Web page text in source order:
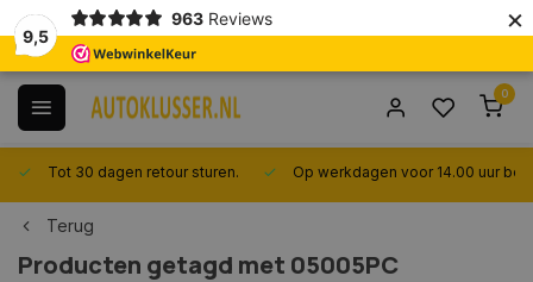
9,5
963 Reviews ×
0
Tot 30 dagen retour sturen. Op werkdagen voor 14.00 uur
Terug
Producten getagd met 05005PC